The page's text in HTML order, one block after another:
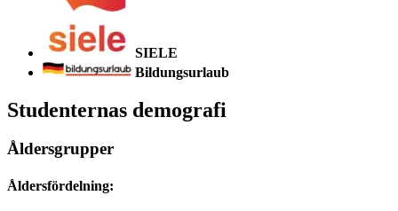
SIELE
Bildungsurlaub
Studenternas demografi
Åldersgrupper
Åldersfördelning: